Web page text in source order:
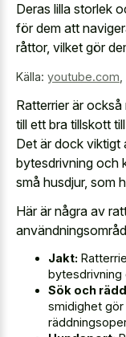
Deras lilla storlek
för dem att
råttor, vilket gör
Källa: youtube.com
Ratterrier är
till ett bra tillskott
Det är dock viktigt
bytesdrivning och
små husdjur, som
Här är några av
Jakt:
bytesdrivning
Sök och
smidighet gör